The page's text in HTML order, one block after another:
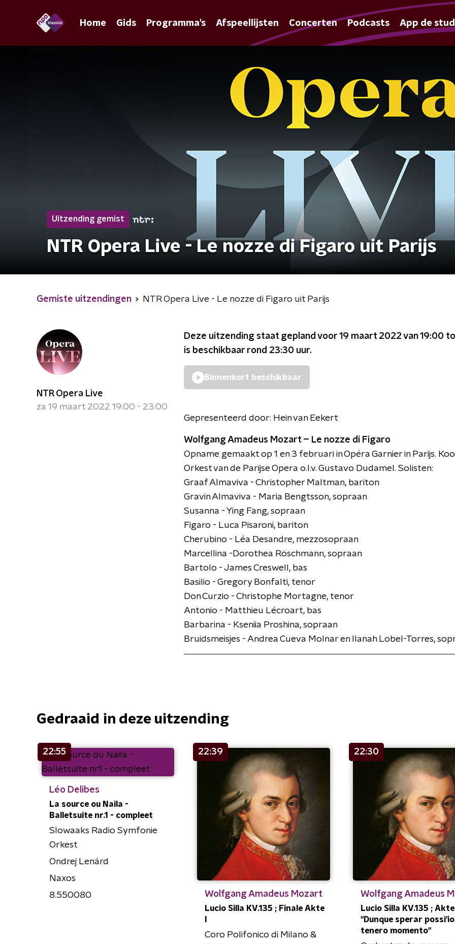
Home Gids Programma's Afspeellijsten Concerten Podcasts App de
Uitzending gemist
NTR Opera Live - Le nozze di Figaro uit Parijs
Gemiste uitzendingen NTR Opera Live - Le nozze di Figaro uit Parijs
NTR Opera Live
za 19 maart 2022 19:00 - 23:00
Deze uitzending staat gepland voor 19 maart 2022 van 19:00
is beschikbaar rond 23:30 uur.
Binnenkort beschikbaar
Gepresenteerd door: Hein van Eekert
Wolfgang Amadeus Mozart – Le nozze di Figaro
Opname gemaakt op 1 en 3 februari in Opéra Garnier in Parijs.
Orkest van de Parijse Opera o.l.v. Gustavo Dudamel. Solisten:
Graaf Almaviva - Christopher Maltman, bariton
Gravin Almaviva - Maria Bengtsson, sopraan
Susanna - Ying Fang, sopraan
Figaro - Luca Pisaroni, bariton
Cherubino - Léa Desandre, mezzosopraan
Marcellina -Dorothea Röschmann, sopraan
Bartolo - James Creswell, bas
Basilio - Gregory Bonfalti, tenor
Don Curzio - Christophe Mortagne, tenor
Antonio - Matthieu Lécroart, bas
Barbarina - Kseniia Proshina, sopraan
Bruidsmeisjes - Andrea Cueva Molnar en Ilanah Lobel-Torres,
Gedraaid in deze uitzending
22:55
Léo Delibes
La source ou Naila -
Balletsuite nr.1 - compleet
Slowaaks Radio Symfonie
Orkest
Ondrej Lenárd
Naxos
8.550080
22:39
Wolfgang Amadeus Mozart
Lucio Silla KV.135 ; Finale Akte
Coro Polifonico di Milano &
22:30
Wolfgang Amadeus
Lucio Silla KV.135 ;
"Dunque sperar
tenero momento"